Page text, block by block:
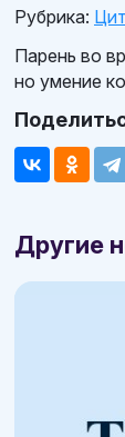
Рубрика:
Парень во
но умение
Другие